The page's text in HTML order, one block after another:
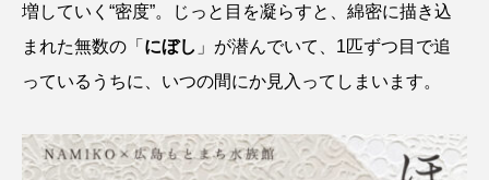
カガミガイ
カクレクマノミ カゴカマス カジカ
カタボシイワシ カツオ カニ
増していく“密度”。じっと目を凝らすと、綿密に描き込
まれた無数の「 にぼし 」が潜んでいて、1匹ずつ目で追
っているうちに、いつの間にか見入ってしまいます。